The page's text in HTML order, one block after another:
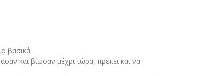
βασικά…
και βίωσαν μέχρι τώρα, πρέπει και να